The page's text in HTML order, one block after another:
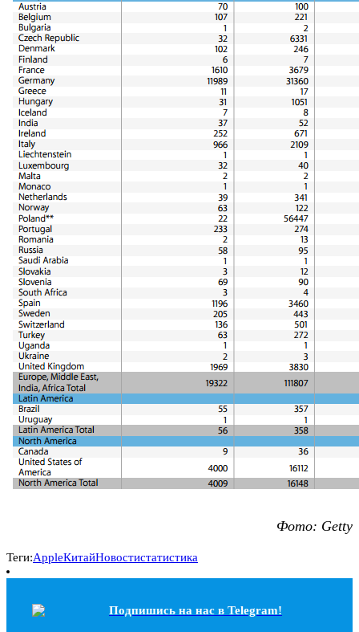
Фото: Getty
Теги:AppleКитайНовостистатистика
Подпишись на наc в Telegram!